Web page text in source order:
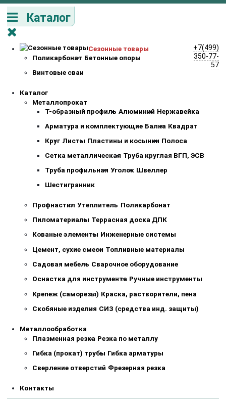
Каталог
Сезонные товары
Поликарбонат Бетонные опоры
Винтовые сваи
Каталог
Металлопрокат
Т-образный профиль Алюминий Нержавейка
Арматура и комплектующие Балка Квадрат
Круг Листы Пластины и косынки Полоса
Сетка металлическая Труба круглая ВГП, ЭСВ
Труба профильная Уголок Швеллер
Шестигранник
Профнастил Утеплитель Поликарбонат
Пиломатериалы Террасная доска ДПК
Кованые элементы Инженерные системы
Цемент, сухие смеси Топливные материалы
Садовая мебель Сварочное оборудование
Оснастка для инструмента Ручные инструменты
Крепеж (саморезы) Краска, растворители, пена
Скобяные изделия СИЗ (средства инд. защиты)
Металлообработка
Плазменная резка Резка по металлу
Гибка (прокат) трубы Гибка арматуры
Сверление отверстий Фрезерная резка
Контакты
+7(499)
350-77-
57